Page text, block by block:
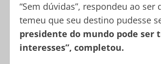
“Sem dúvidas”, respondeu ao
temeu que seu destino pudesse
presidente do mundo pode ser
interesses”, completou.